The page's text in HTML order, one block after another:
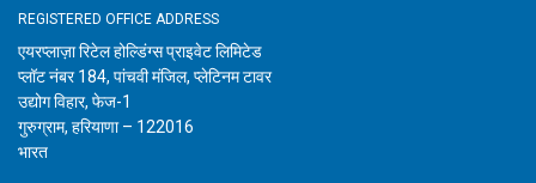
REGISTERED OFFICE ADDRESS
एयरप्लाज़ा रिटेल होल्डिंग्स प्राइवेट लिमिटेड
प्लॉट नंबर 184, पांचवी मंजिल, प्लेटिनम टावर
उद्योग विहार, फेज-1
गुरुग्राम, हरियाणा – 122016
भारत